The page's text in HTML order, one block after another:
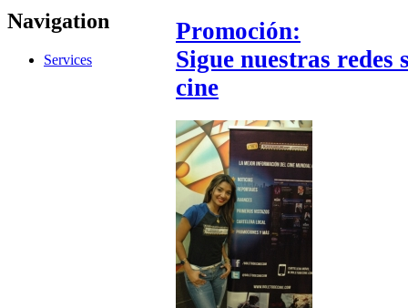
Navigation
Services
Promoción:
Sigue nuestras redes
cine